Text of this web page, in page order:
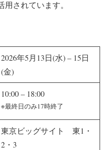
されています。
2026年5月13日(水) – 15日
(金)
10:00 – 18:00
※最終日のみ17時終了
東京ビッグサイト 東1・
2・3